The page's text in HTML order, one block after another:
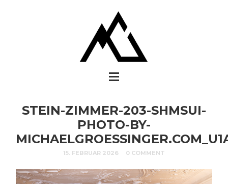
STEIN-ZIMMER-203-SHMSUI-
PHOTO-BY-
15. FEBRUAR 2026 0 COMMENT